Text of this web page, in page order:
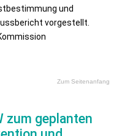
und
vorgestellt.
Zum Seitenanfang
zum geplanten